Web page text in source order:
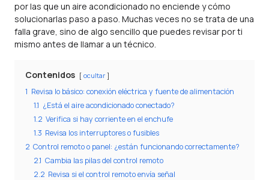
por las que un aire acondicionado no enciende y cómo
solucionarlas paso a paso. Muchas veces no se trata de una
falla grave, sino de algo sencillo que puedes revisar por ti
mismo antes de llamar a un técnico.
Contenidos ocultar
1 Revisa lo básico: conexión eléctrica y fuente de alimentación
1.1 ¿Está el aire acondicionado conectado?
1.2 Verifica si hay corriente en el enchufe
1.3 Revisa los interruptores o fusibles
2 Control remoto o panel: ¿están funcionando correctamente?
2.1 Cambia las pilas del control remoto
2.2 Revisa si el control remoto envía señal